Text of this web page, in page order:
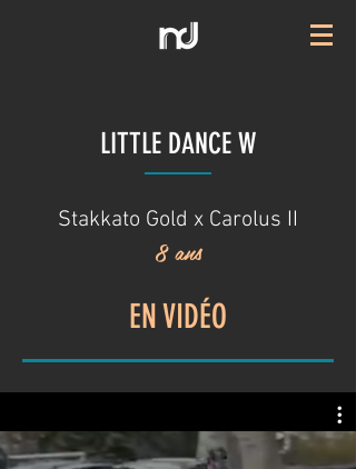
LITTLE DANCE W
Stakkato Gold x Carolus II
8 ans
EN VIDÉO